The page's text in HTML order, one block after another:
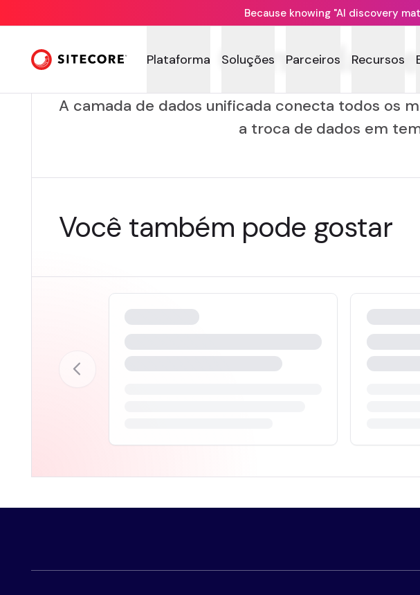
Because knowing "AI discovery
Plataforma Soluções Parceiros Recursos
Camada
A camada de dados unificada conecta todos os
a troca de dados em
Você também pode gostar